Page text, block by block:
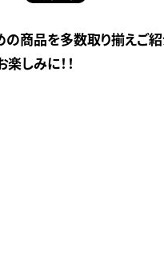
の商品を多数取り揃えご
しみに！！